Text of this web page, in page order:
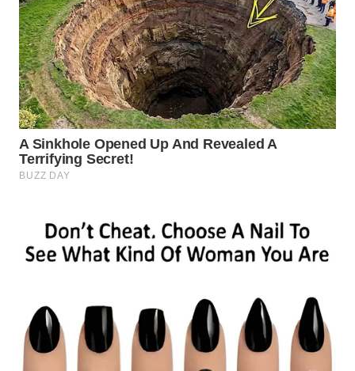
WN
SUMEDANG
WN
CIANJUR
WN
KEPULAUAN
SERIBU
WN
WN
CIREBON